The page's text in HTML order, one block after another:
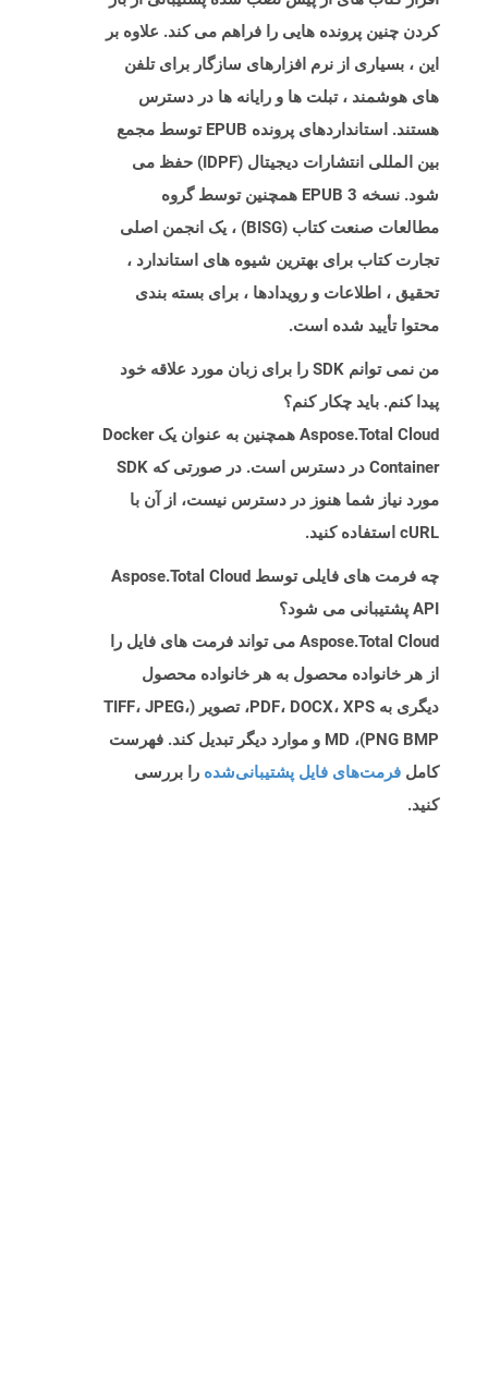
کردن چنین پرونده هایی را فراهم می کند. علاوه بر
این ، بسیاری از نرم افزارهای سازگار برای تلفن
های هوشمند ، تبلت ها و رایانه ها در دسترس
هستند. استانداردهای پرونده EPUB توسط مجمع
بین المللی انتشارات دیجیتال (IDPF) حفظ می
شود. نسخه EPUB 3 همچنین توسط گروه
مطالعات صنعت کتاب (BISG) ، یک انجمن اصلی
تجارت کتاب برای بهترین شیوه های استاندارد ،
تحقیق ، اطلاعات و رویدادها ، برای بسته بندی
محتوا تأیید شده است.
من نمی توانم SDK را برای زبان مورد علاقه خود
پیدا کنم. باید چکار کنم؟
Aspose.Total Cloud همچنین به عنوان یک Docker
Container در دسترس است. در صورتی که SDK
مورد نیاز شما هنوز در دسترس نیست، از آن با
cURL استفاده کنید.
چه فرمت های فایلی توسط Aspose.Total Cloud
API پشتیبانی می شود؟
Aspose.Total Cloud می تواند فرمت های فایل را
از هر خانواده محصول به هر خانواده محصول
دیگری به PDF، DOCX، XPS، تصویر (TIFF، JPEG،
PNG BMP)، MD و موارد دیگر تبدیل کند. فهرست
کامل فرمت‌های فایل پشتیبانی‌شده را بررسی
کنید.